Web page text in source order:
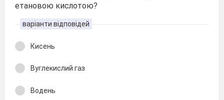
етановою кислотою?
варіанти відповідей
Кисень
Вуглекислий газ
Водень